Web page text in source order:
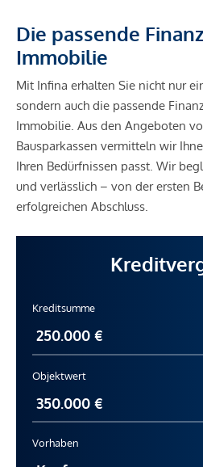
Die passende
Immobilie
Mit Infina erhalten Sie nicht nur
sondern auch die passende
Immobilie. Aus den Angeboten
Bausparkassen vermitteln wir
Ihren Bedürfnissen passt. Wir
und verlässlich – von der ersten
erfolgreichen Abschluss.
Kreditsumme
Objektwert
Vorhaben